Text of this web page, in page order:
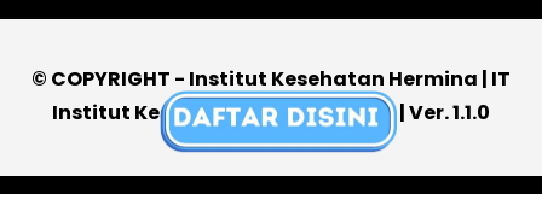
© COPYRIGHT - Institut Kesehatan Hermina | IT
Institut Kesehatan Hermina 2026 | Ver. 1.1.0